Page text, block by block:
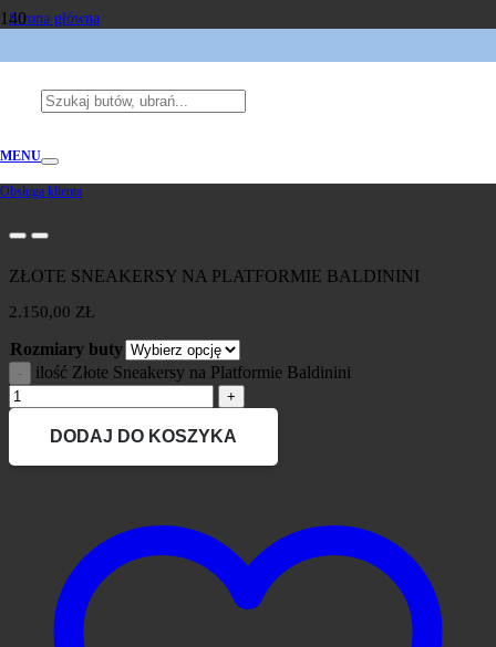
MENU
Obsługa klienta
Strona główna
BALDININI
ZŁOTE SNEAKERSY NA PLATFORMIE BALDININI
2.150,00 ZŁ
Rozmiary buty
ilość Złote Sneakersy na Platformie Baldinini
DODAJ DO KOSZYKA